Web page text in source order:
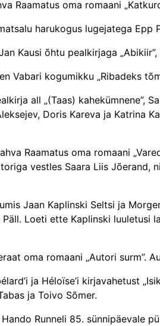
Raamatus oma romaani
harukogus lugejatega Epp
Kausi õhtu pealkirjaga
Vabari kogumikku „Ribadeks
all „(Taas) kahekümnene”,
Doris Kareva ja Katrina
Raamatus oma romaani
vestles Saara Liis Jõerand,
Jaan Kaplinski Seltsi ja
Loeti ette Kaplinski
oma romaani „Autori surm”.
ja Héloїse’i kirjavahetust
ja Toivo Sõmer.
Runneli 85. sünnipäevale